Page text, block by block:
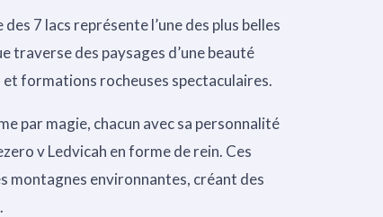
7 lacs représente l’une des plus belles
traverse des paysages d’une beauté
formations rocheuses spectaculaires.
par magie, chacun avec sa personnalité
v Ledvicah en forme de rein. Ces
montagnes environnantes, créant des